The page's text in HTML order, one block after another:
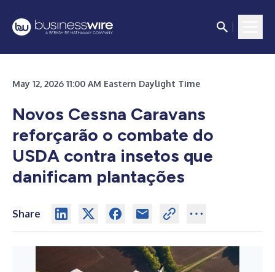
May 12, 2026 11:00 AM Eastern Daylight Time
Novos Cessna Caravans
reforçarão o combate do
USDA contra insetos que
danificam plantações
Share